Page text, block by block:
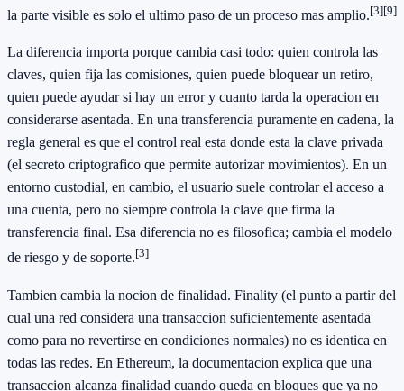
la parte visible es solo el ultimo paso de un proceso mas amplio.[3][9]
La diferencia importa porque cambia casi todo: quien controla las
claves, quien fija las comisiones, quien puede bloquear un retiro,
quien puede ayudar si hay un error y cuanto tarda la operacion en
considerarse asentada. En una transferencia puramente en cadena, la
regla general es que el control real esta donde esta la clave privada
(el secreto criptografico que permite autorizar movimientos). En un
entorno custodial, en cambio, el usuario suele controlar el acceso a
una cuenta, pero no siempre controla la clave que firma la
transferencia final. Esa diferencia no es filosofica; cambia el modelo
de riesgo y de soporte.[3]
Tambien cambia la nocion de finalidad. Finality (el punto a partir del
cual una red considera una transaccion suficientemente asentada
como para no revertirse en condiciones normales) no es identica en
todas las redes. En Ethereum, la documentacion explica que una
transaccion alcanza finalidad cuando queda en bloques que ya no